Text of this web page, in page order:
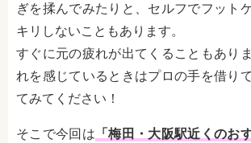
ぎを揉んでみたりと、セルフでフット
キリしないこともあります。
すぐに元の疲れが出てくることもあり
れを感じているときはプロの手を借り
てみてください！
そこで今回は 「梅田・大阪駅近くのお